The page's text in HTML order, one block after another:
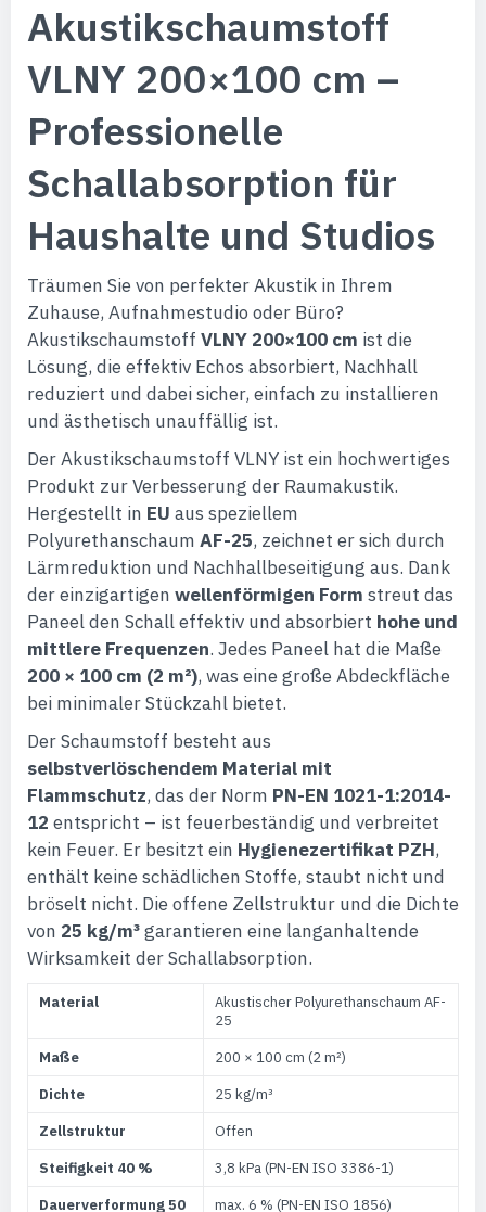
Akustikschaumstoff
VLNY 200×100 cm –
Professionelle
Schallabsorption für
Haushalte und Studios
Träumen Sie von perfekter Akustik in Ihrem
Zuhause, Aufnahmestudio oder Büro?
Akustikschaumstoff VLNY 200×100 cm ist die
Lösung, die effektiv Echos absorbiert, Nachhall
reduziert und dabei sicher, einfach zu installieren
und ästhetisch unauffällig ist.
Der Akustikschaumstoff VLNY ist ein hochwertiges
Produkt zur Verbesserung der Raumakustik.
Hergestellt in EU aus speziellem
Polyurethanschaum AF-25, zeichnet er sich durch
Lärmreduktion und Nachhallbeseitigung aus. Dank
der einzigartigen wellenförmigen Form streut das
Paneel den Schall effektiv und absorbiert hohe und
mittlere Frequenzen. Jedes Paneel hat die Maße
200 × 100 cm (2 m²), was eine große Abdeckfläche
bei minimaler Stückzahl bietet.
Der Schaumstoff besteht aus
selbstverlöschendem Material mit
Flammschutz, das der Norm PN-EN 1021-1:2014-
12 entspricht – ist feuerbeständig und verbreitet
kein Feuer. Er besitzt ein Hygienezertifikat PZH,
enthält keine schädlichen Stoffe, staubt nicht und
bröselt nicht. Die offene Zellstruktur und die Dichte
von 25 kg/m³garantieren eine langanhaltende
Wirksamkeit der Schallabsorption.
Material
Akustischer Polyurethanschaum AF-
25
Maße
200 × 100 cm (2 m²)
Dichte
25 kg/m³
Zellstruktur
Offen
Steifigkeit 40 %
3,8 kPa (PN-EN ISO 3386-1)
Dauerverformung 50
max. 6 % (PN-EN ISO 1856)